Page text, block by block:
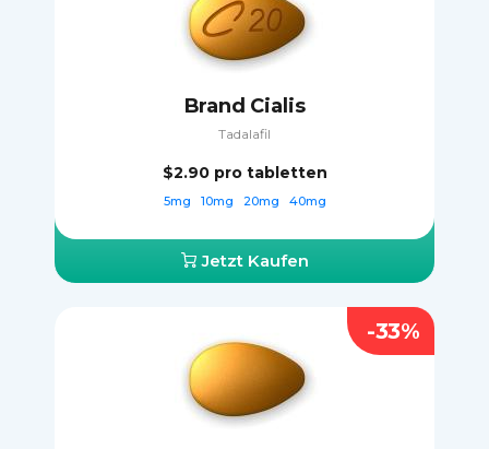
Brand Cialis
Tadalafil
$2.90 pro tabletten
5mg 10mg 20mg 40mg
Jetzt Kaufen
-33%